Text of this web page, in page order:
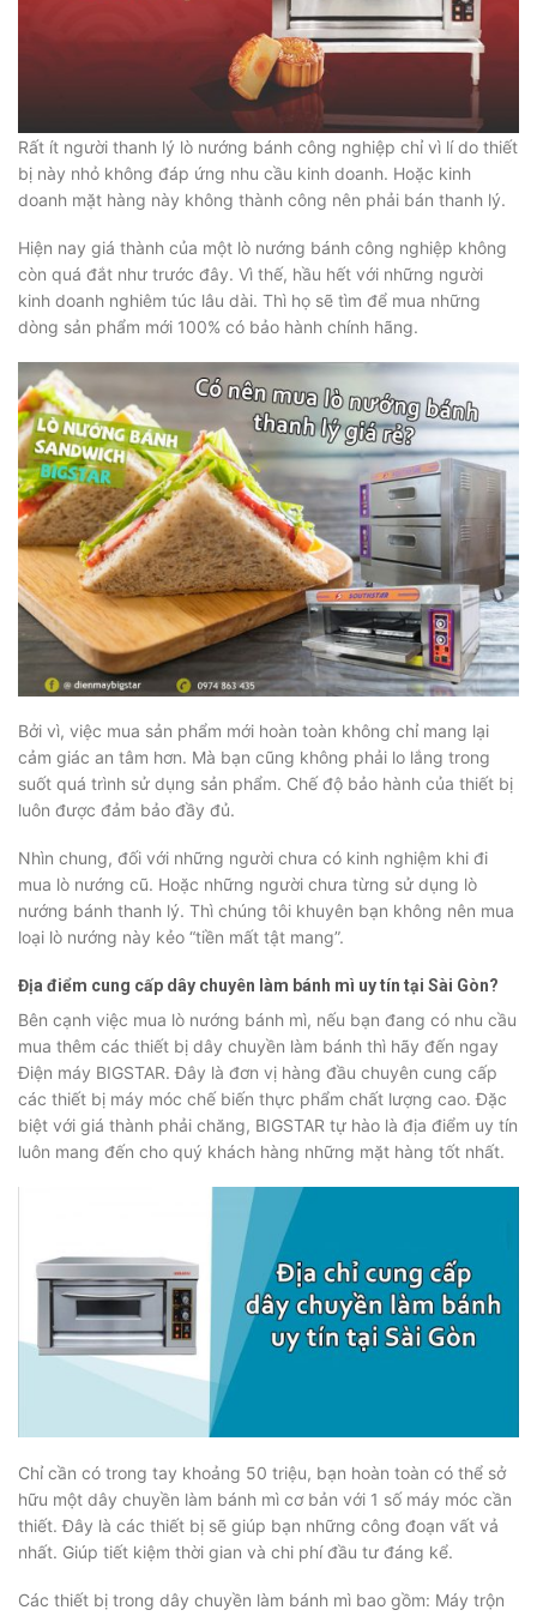
Rất ít người thanh lý lò nướng bánh công nghiệp chỉ vì lí do thiết
bị này nhỏ không đáp ứng nhu cầu kinh doanh. Hoặc kinh
doanh mặt hàng này không thành công nên phải bán thanh lý.
Hiện nay giá thành của một lò nướng bánh công nghiệp không
còn quá đắt như trước đây. Vì thế, hầu hết với những người
kinh doanh nghiêm túc lâu dài. Thì họ sẽ tìm để mua những
dòng sản phẩm mới 100% có bảo hành chính hãng.
Bởi vì, việc mua sản phẩm mới hoàn toàn không chỉ mang lại
cảm giác an tâm hơn. Mà bạn cũng không phải lo lắng trong
suốt quá trình sử dụng sản phẩm. Chế độ bảo hành của thiết bị
luôn được đảm bảo đầy đủ.
Nhìn chung, đối với những người chưa có kinh nghiệm khi đi
mua lò nướng cũ. Hoặc những người chưa từng sử dụng lò
nướng bánh thanh lý. Thì chúng tôi khuyên bạn không nên mua
loại lò nướng này kẻo “tiền mất tật mang”.
Địa điểm cung cấp dây chuyên làm bánh mì uy tín tại Sài Gòn?
Bên cạnh việc mua lò nướng bánh mì, nếu bạn đang có nhu cầu
mua thêm các thiết bị dây chuyền làm bánh thì hãy đến ngay
Điện máy BIGSTAR. Đây là đơn vị hàng đầu chuyên cung cấp
các thiết bị máy móc chế biến thực phẩm chất lượng cao. Đặc
biệt với giá thành phải chăng, BIGSTAR tự hào là địa điểm uy tín
luôn mang đến cho quý khách hàng những mặt hàng tốt nhất.
Chỉ cần có trong tay khoảng 50 triệu, bạn hoàn toàn có thể sở
hữu một dây chuyền làm bánh mì cơ bản với 1 số máy móc cần
thiết. Đây là các thiết bị sẽ giúp bạn những công đoạn vất vả
nhất. Giúp tiết kiệm thời gian và chi phí đầu tư đáng kể.
Các thiết bị trong dây chuyền làm bánh mì bao gồm: Máy trộn